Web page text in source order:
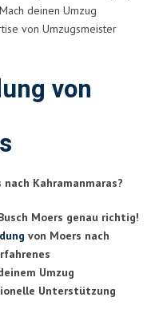
deinen Umzug
von Umzugsmeister
von
Kahramanmaras?
Moers genau richtig!
von Moers nach
Umzug
Unterstützung